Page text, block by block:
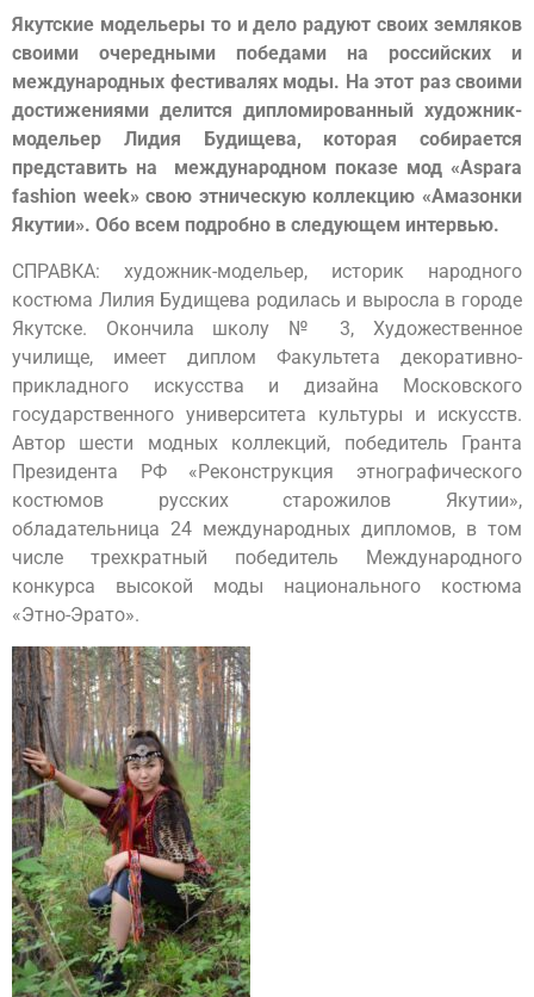
Якутские модельеры то и дело радуют своих земляков
своими очередными победами на российских и
международных фестивалях моды. На этот раз своими
достижениями делится дипломированный художник-
модельер Лидия Будищева, которая собирается
представить на международном показе мод «Aspara
fashion week» свою этническую коллекцию «Амазонки
Якутии». Обо всем подробно в следующем интервью.
СПРАВКА: художник-модельер, историк народного
костюма Лилия Будищева родилась и выросла в городе
Якутске. Окончила школу № 3, Художественное
училище, имеет диплом Факультета декоративно-
прикладного искусства и дизайна Московского
государственного университета культуры и искусств.
Автор шести модных коллекций, победитель Гранта
Президента РФ «Реконструкция этнографического
костюмов русских старожилов Якутии»,
обладательница 24 международных дипломов, в том
числе трехкратный победитель Международного
конкурса высокой моды национального костюма
«Этно-Эрато».